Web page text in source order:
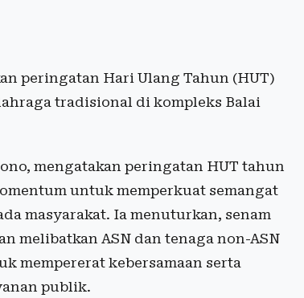
peringatan Hari Ulang Tahun (HUT)
tradisional di kompleks Balai
mengatakan peringatan HUT tahun
untuk memperkuat semangat
masyarakat. Ia menuturkan, senam
melibatkan ASN dan tenaga non-ASN
mempererat kebersamaan serta
publik.